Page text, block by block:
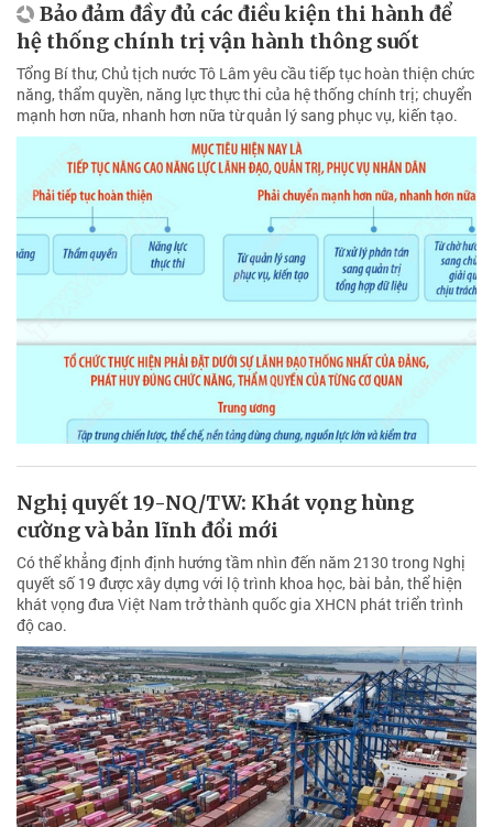
Bảo đảm đầy đủ các điều kiện thi hành để
hệ thống chính trị vận hành thông suốt
Tổng Bí thư, Chủ tịch nước Tô Lâm yêu cầu tiếp tục hoàn thiện chức
năng, thẩm quyền, năng lực thực thi của hệ thống chính trị; chuyển
mạnh hơn nữa, nhanh hơn nữa từ quản lý sang phục vụ, kiến tạo.
Nghị quyết 19-NQ/TW: Khát vọng hùng
cường và bản lĩnh đổi mới
Có thể khẳng định định hướng tầm nhìn đến năm 2130 trong Nghị
quyết số 19 được xây dựng với lộ trình khoa học, bài bản, thể hiện
khát vọng đưa Việt Nam trở thành quốc gia XHCN phát triển trình
độ cao.